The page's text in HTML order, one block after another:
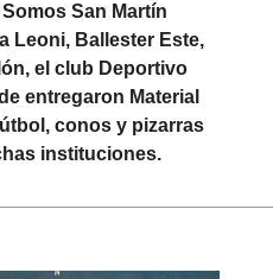
San Martín
Leoni, Ballester Este,
el club Deportivo
entregaron Material
conos y pizarras
instituciones.